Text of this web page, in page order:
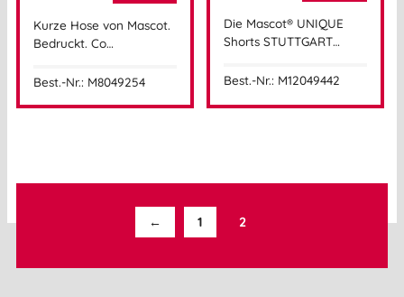
Kurze Hose von Mascot.
Bedruckt. Co…
Best.-Nr.: M8049254
Die Mascot® UNIQUE
Shorts STUTTGART…
Best.-Nr.: M12049442
← 1 2